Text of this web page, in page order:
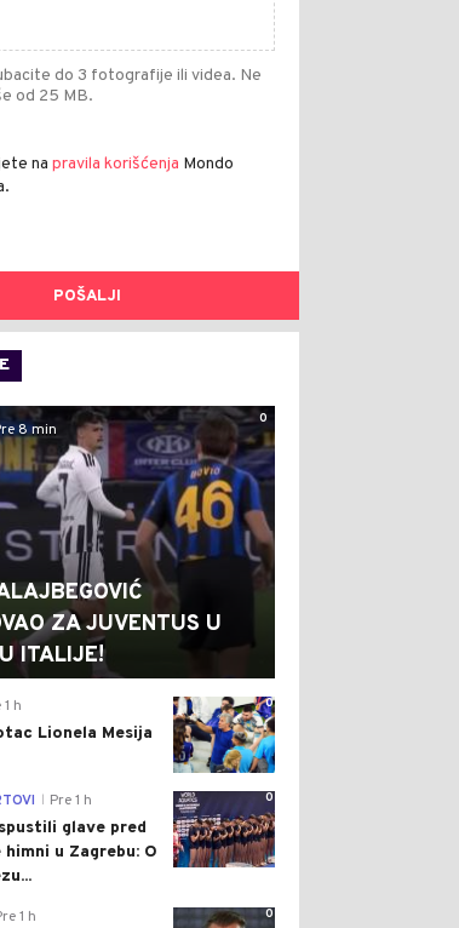
do 3 fotografije ili videa. Ne
od 25 MB.
na pravila korišćenja Mondo
POŠALJI
0
8 min
ZA JUVENTUS U
ITALIJE!
0
1 h
Lionela Mesija
0
Pre 1 h
glave pred
u Zagrebu: O
0
1 h